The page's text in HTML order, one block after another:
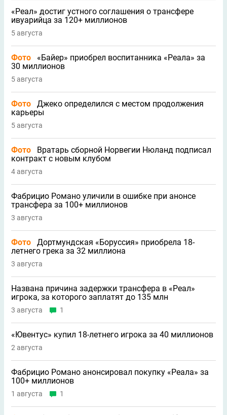
«Реал» достиг устного соглашения о трансфере
ивуарийца за 120+ миллионов
5 августа
Фото
«Байер» приобрел воспитанника «Реала» за
30 миллионов
5 августа
Фото
Джеко определился с местом продолжения
карьеры
5 августа
Фото
Вратарь сборной Норвегии Нюланд подписал
контракт с новым клубом
4 августа
Фабрицио Романо уличили в ошибке при анонсе
трансфера за 100+ миллионов
3 августа
Фото
Дортмундская «Боруссия» приобрела 18-
летнего грека за 32 миллиона
3 августа
Названа причина задержки трансфера в «Реал»
игрока, за которого заплатят до 135 млн
3 августа 1
«Ювентус» купил 18-летнего игрока за 40 миллионов
2 августа
Фабрицио Романо анонсировал покупку «Реала» за
100+ миллионов
1 августа 1